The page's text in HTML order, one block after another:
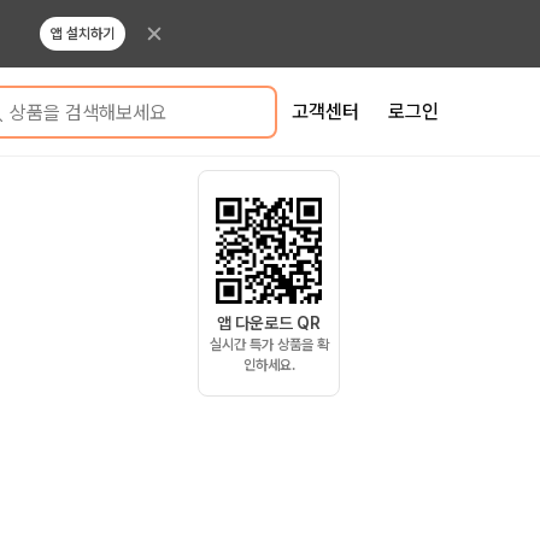
앱 설치하기
상품을 검색해보세요 고객센터 로그인
앱 다운로드 QR
실시간 특가 상품을 확
인하세요.